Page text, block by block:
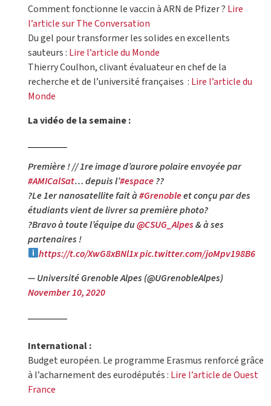
Comment fonctionne le vaccin à ARN de Pfizer ? Lire
l’article sur The Conversation
Du gel pour transformer les solides en excellents
sauteurs : Lire l’article du Monde
Thierry Coulhon, clivant évaluateur en chef de la
recherche et de l’université françaises : Lire l’article du
Monde
La vidéo de la semaine :
Première ! // 1re image d’aurore polaire envoyée par
#AMICalSat… depuis l’#espace?️?
?Le 1er nanosatellite fait à#Grenobleet conçu par des
étudiants vient de livrer sa première photo?
?Bravo à toute l’équipe du@CSUG_Alpes& à ses
partenaires !
https://t.co/XwG8xBNl1xpic.twitter.com/joMpv198B6
— Université Grenoble Alpes (@UGrenobleAlpes)
November 10, 2020
International :
Budget européen. Le programme Erasmus renforcé grâce
à l’acharnement des eurodéputés : Lire l’article de Ouest
France